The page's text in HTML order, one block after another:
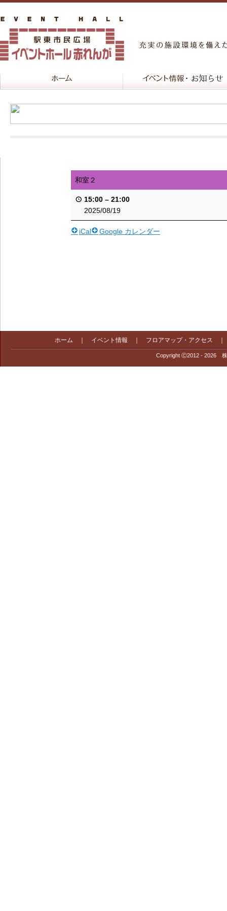
和室２
15:00 – 21:00
2025/08/19
iCal Google カレンダー
ホーム イベント情報 フロアマップ・アクセス
Copyright Ⓒ2012 - 2026 株